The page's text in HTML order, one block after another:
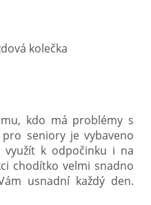
kdo má problémy s
seniory je vybaveno
využít k odpočinku i na
chodítko velmi snadno
usnadní každý den.